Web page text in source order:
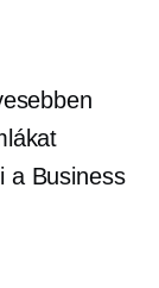
a Business